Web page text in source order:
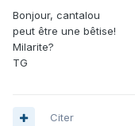
Bonjour, cantalou
peut être une bêtise!
Milarite?
TG
Citer